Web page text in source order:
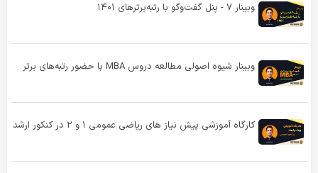
وبینار ۷ - پنل گفت‌و‌گو با رتبه‌برترهای ۱۴۰۱
وبینار شیوه اصولی مطالعه دروس MBA با حضور رتبه‌های برتر
کارگاه آموزشی پیش‌ نیاز های ریاضی عمومی ۱ و ۲ در کنکور ارشد